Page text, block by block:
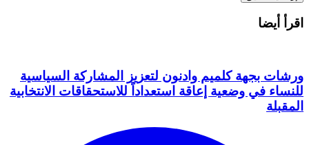
اقرأ أيضا
ورشات بجهة كلميم وادنون لتعزيز المشاركة السياسية
للنساء في وضعية إعاقة استعداداً للاستحقاقات الانتخابية
المقبلة